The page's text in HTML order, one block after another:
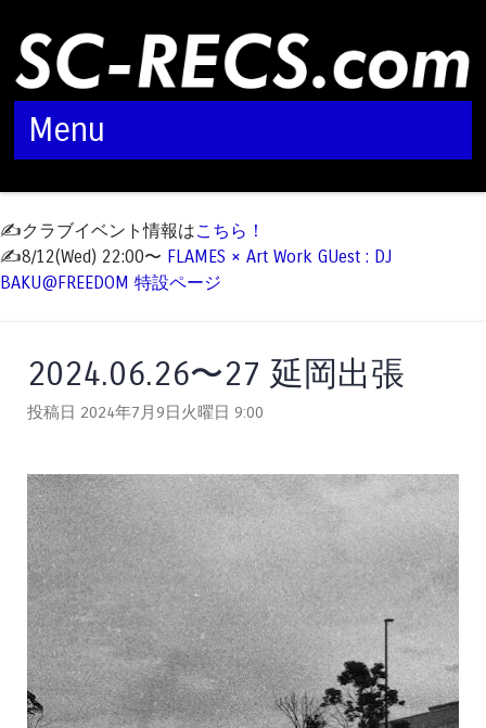
Menu
✍️クラブイベント情報はこちら！
✍️8/12(Wed) 22:00〜 FLAMES × Art Work GUest : DJ
BAKU@FREEDOM 特設ページ
2024.06.26〜27 延岡出張
投稿日 2024年7月9日火曜日 9:00